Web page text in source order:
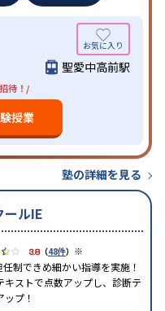
聖愛中高前駅
待！/
授業
塾の詳細を見る
ールIE
3.8（48件） ※
制できめ細かい指導を実施！
キストで点数アップし、診断テ
プ！